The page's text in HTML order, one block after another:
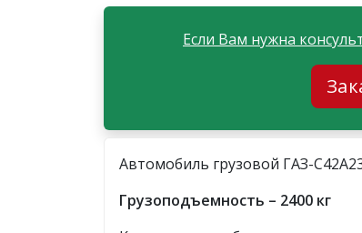
Если Вам нужна
Автомобиль грузовой ГАЗ-
Грузоподъемность – 2400 кг